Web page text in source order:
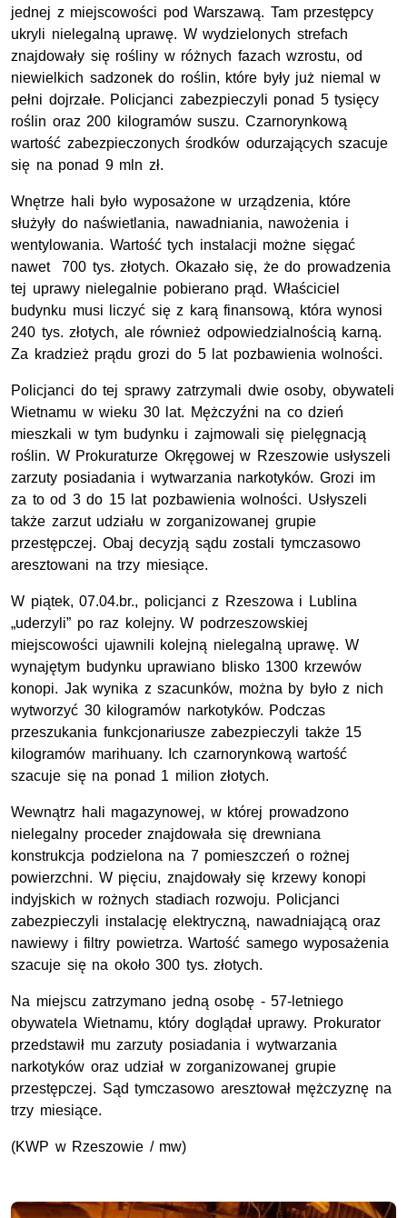
jednej z miejscowości pod Warszawą. Tam przestępcy
ukryli nielegalną uprawę. W wydzielonych strefach
znajdowały się rośliny w różnych fazach wzrostu, od
niewielkich sadzonek do roślin, które były już niemal w
pełni dojrzałe. Policjanci zabezpieczyli ponad 5 tysięcy
roślin oraz 200 kilogramów suszu. Czarnorynkową
wartość zabezpieczonych środków odurzających szacuje
się na ponad 9 mln zł.
Wnętrze hali było wyposażone w urządzenia, które
służyły do naświetlania, nawadniania, nawożenia i
wentylowania. Wartość tych instalacji możne sięgać
nawet 700 tys. złotych. Okazało się, że do prowadzenia
tej uprawy nielegalnie pobierano prąd. Właściciel
budynku musi liczyć się z karą finansową, która wynosi
240 tys. złotych, ale również odpowiedzialnością karną.
Za kradzież prądu grozi do 5 lat pozbawienia wolności.
Policjanci do tej sprawy zatrzymali dwie osoby, obywateli
Wietnamu w wieku 30 lat. Mężczyźni na co dzień
mieszkali w tym budynku i zajmowali się pielęgnacją
roślin. W Prokuraturze Okręgowej w Rzeszowie usłyszeli
zarzuty posiadania i wytwarzania narkotyków. Grozi im
za to od 3 do 15 lat pozbawienia wolności. Usłyszeli
także zarzut udziału w zorganizowanej grupie
przestępczej. Obaj decyzją sądu zostali tymczasowo
aresztowani na trzy miesiące.
W piątek, 07.04.br., policjanci z Rzeszowa i Lublina
„uderzyli” po raz kolejny. W podrzeszowskiej
miejscowości ujawnili kolejną nielegalną uprawę. W
wynajętym budynku uprawiano blisko 1300 krzewów
konopi. Jak wynika z szacunków, można by było z nich
wytworzyć 30 kilogramów narkotyków. Podczas
przeszukania funkcjonariusze zabezpieczyli także 15
kilogramów marihuany. Ich czarnorynkową wartość
szacuje się na ponad 1 milion złotych.
Wewnątrz hali magazynowej, w której prowadzono
nielegalny proceder znajdowała się drewniana
konstrukcja podzielona na 7 pomieszczeń o rożnej
powierzchni. W pięciu, znajdowały się krzewy konopi
indyjskich w rożnych stadiach rozwoju. Policjanci
zabezpieczyli instalację elektryczną, nawadniającą oraz
nawiewy i filtry powietrza. Wartość samego wyposażenia
szacuje się na około 300 tys. złotych.
Na miejscu zatrzymano jedną osobę - 57-letniego
obywatela Wietnamu, który doglądał uprawy. Prokurator
przedstawił mu zarzuty posiadania i wytwarzania
narkotyków oraz udział w zorganizowanej grupie
przestępczej. Sąd tymczasowo aresztował mężczyznę na
trzy miesiące.
(KWP w Rzeszowie / mw)